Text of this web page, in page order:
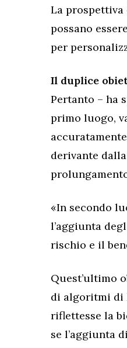
La
possano
per
Il duplice
Pertanto – ha
primo luogo,
derivante
«In secondo
l’aggiunta
rischio e il
Quest’ultimo
di algoritmi di
riflettesse la
se l’aggiunta